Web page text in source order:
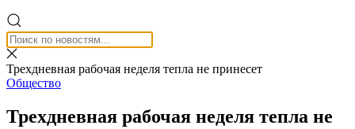
Трехдневная рабочая неделя тепла не принесет
Общество
Трехдневная рабочая неделя тепла не